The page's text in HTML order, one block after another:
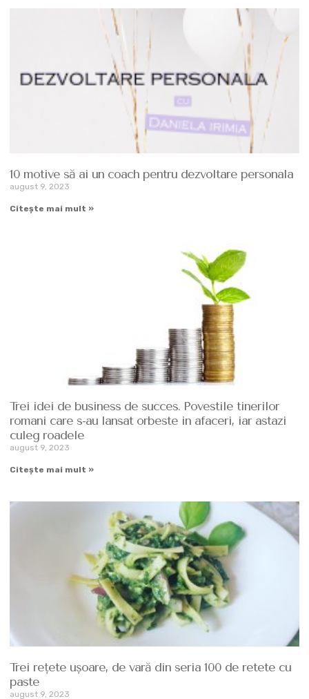
10 motive să ai un coach pentru dezvoltare personala
august 9, 2023
Citește mai mult »
Trei idei de business de succes. Povestile tinerilor
romani care s-au lansat orbeste in afaceri, iar astazi
culeg roadele
august 9, 2023
Citește mai mult »
Trei rețete uşoare, de vară din seria 100 de retete cu
paste
august 9, 2023